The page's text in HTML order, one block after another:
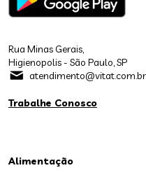
Rua Minas Gerais,
Higienopolis - São Paulo, SP
atendimento@vitat.com.br
Trabalhe Conosco
Alimentação